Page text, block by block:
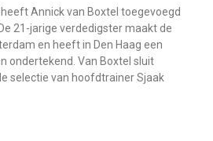
Annick van Boxtel toegevoegd
21-jarige verdedigster maakt de
en heeft in Den Haag een
ondertekend. Van Boxtel sluit
selectie van hoofdtrainer Sjaak